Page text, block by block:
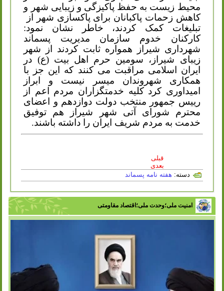
محیط زیست به حفظ پاکیزگی و زیبایی شهر و
کاهش زحمات پاکبانان برای پاکسازی شهر از
تبلیغات کمک کردند، خاطر نشان نمود:
کارکنان خدوم سازمان مدیریت پسماند
شهرداری شیراز همواره ثابت کردند از شهر
زیبای شیراز، سومین حرم اهل بیت (ع) در
ایران اسلامی مراقبت می کنند که این جز با
همکاری شهروندان میسر نیست و ابراز
امیداوری کرد کلیه خدمتگزاران مردم اعم از
رییس جمهور منتخب دولت دوازدهم و اعضای
محترم شورای آتی شهر شیراز هم توفیق
خدمت به مردم شریف ایران را داشته باشند.
قبلی
بعدی
دسته: هفته نامه پسماند
امنیت ملی؛وحدت ملی؛اقتصاد مقاومتی